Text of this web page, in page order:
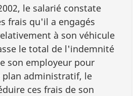
le salarié constate
frais qu'il a engagés
à son véhicule
le total de l'indemnité
son employeur pour
plan administratif, le
ces frais de son